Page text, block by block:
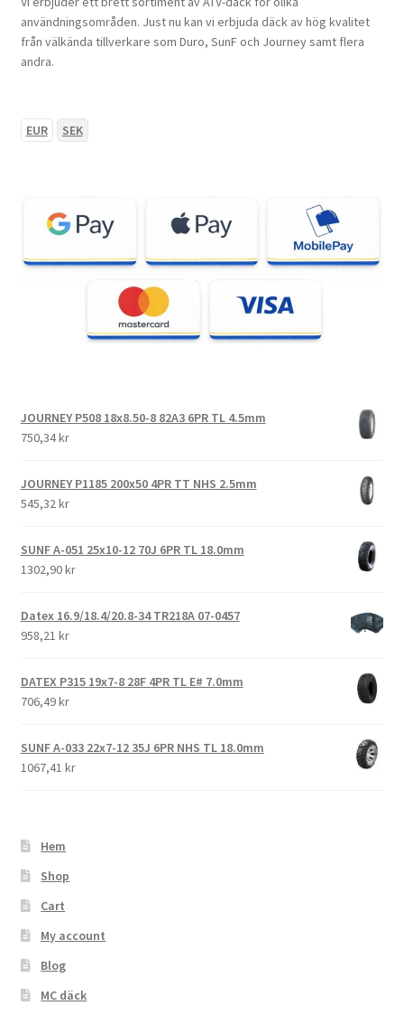
användningsområden. Just nu kan vi erbjuda däck av hög kvalitet
från välkända tillverkare som Duro, SunF och Journey samt flera
andra.
EUR SEK
JOURNEY P508 18x8.50-8 82A3 6PR TL 4.5mm
750,34 kr
JOURNEY P1185 200x50 4PR TT NHS 2.5mm
545,32 kr
SUNF A-051 25x10-12 70J 6PR TL 18.0mm
1302,90 kr
Datex 16.9/18.4/20.8-34 TR218A 07-0457
958,21 kr
DATEX P315 19x7-8 28F 4PR TL E# 7.0mm
706,49 kr
SUNF A-033 22x7-12 35J 6PR NHS TL 18.0mm
1067,41 kr
Hem
Shop
Cart
My account
Blog
MC däck